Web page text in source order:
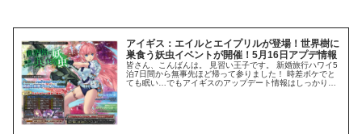
アイギス：エイルとエイプリルが登場！世界樹に
巣食う妖虫イベントが開催！5月16日アプデ情報
皆さん、こんばんは。 見習い王子です。 新婚旅行ハワイ5
泊7日間から無事先ほど帰って参りました！ 時差ボケでと
ても眠い…でもアイギスのアップデート情報はしっかり確